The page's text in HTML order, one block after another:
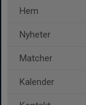
Hem
Nyheter
Matcher
Kalender